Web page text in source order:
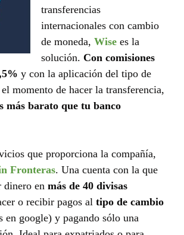
transferencias
internacionales con cambio
de moneda, Wise es la
solución. Con comisiones
y con la aplicación del tipo de
momento de hacer la transferencia,
más barato que tu banco
que proporciona la compañía,
Fronteras. Una cuenta con la que
dinero en más de 40 divisas
o recibir pagos al tipo de cambio
en google) y pagando sólo una